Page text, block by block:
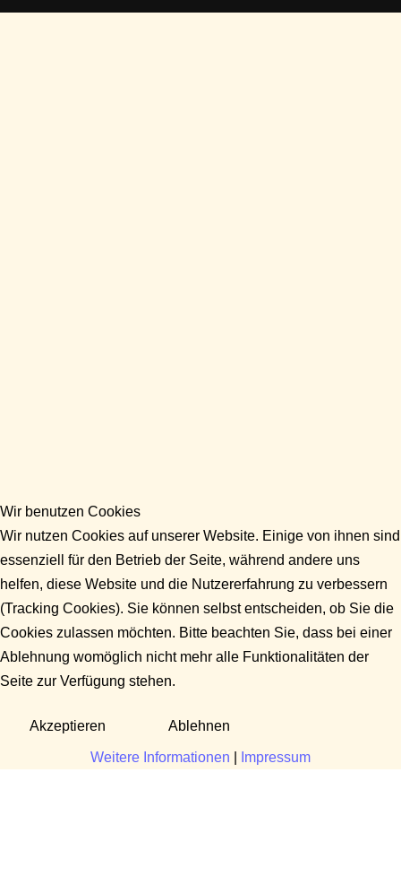
Wir benutzen Cookies
Wir nutzen Cookies auf unserer Website. Einige von ihnen sind
essenziell für den Betrieb der Seite, während andere uns
helfen, diese Website und die Nutzererfahrung zu verbessern
(Tracking Cookies). Sie können selbst entscheiden, ob Sie die
Cookies zulassen möchten. Bitte beachten Sie, dass bei einer
Ablehnung womöglich nicht mehr alle Funktionalitäten der
Seite zur Verfügung stehen.
Akzeptieren Ablehnen
Weitere Informationen Impressum